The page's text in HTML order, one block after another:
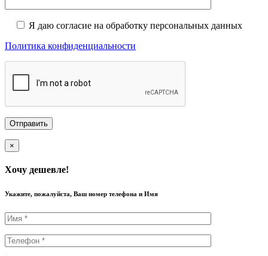
Я даю согласие на обработку персональных данных
Политика конфиденциальности
×
Хочу дешевле!
Укажите, пожалуйста, Ваш номер телефона и Имя